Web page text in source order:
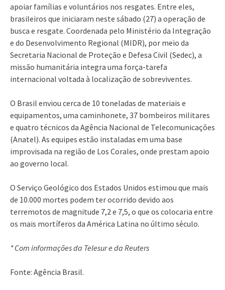
apoiar famílias e voluntários nos resgates. Entre eles,
brasileiros que iniciaram neste sábado (27) a operação de
busca e resgate. Coordenada pelo Ministério da Integração
e do Desenvolvimento Regional (MIDR), por meio da
Secretaria Nacional de Proteção e Defesa Civil (Sedec), a
missão humanitária integra uma força-tarefa
internacional voltada à localização de sobreviventes.
O Brasil enviou cerca de 10 toneladas de materiais e
equipamentos, uma caminhonete, 37 bombeiros militares
e quatro técnicos da Agência Nacional de Telecomunicações
(Anatel). As equipes estão instaladas em uma base
improvisada na região de Los Corales, onde prestam apoio
ao governo local.
O Serviço Geológico dos Estados Unidos estimou que mais
de 10.000 mortes podem ter ocorrido devido aos
terremotos de magnitude 7,2 e 7,5, o que os colocaria entre
os mais mortíferos da América Latina no último século.
* Com informações da Telesur e da Reuters
Fonte: Agência Brasil.